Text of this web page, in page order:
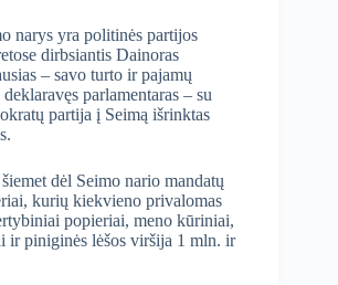
narys yra politinės partijos
dirbsiantis Dainoras
– savo turto ir pajamų
parlamentaras – su
partija į Seimą išrinktas
dėl Seimo nario mandatų
kurių kiekvieno privalomas
popieriai, meno kūriniai,
ir piniginės lėšos viršija 1 mln. ir